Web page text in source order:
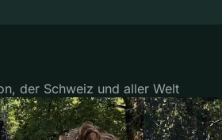
der Schweiz und aller Welt